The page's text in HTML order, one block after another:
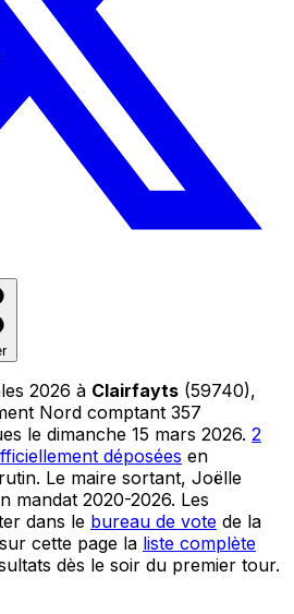
2026 à Clairfayts (59740),
Nord comptant 357
le dimanche 15 mars 2026. 2
déposées en
Le maire sortant, Joëlle
mandat 2020-2026. Les
dans le bureau de vote de la
cette page la liste complète
dès le soir du premier tour.